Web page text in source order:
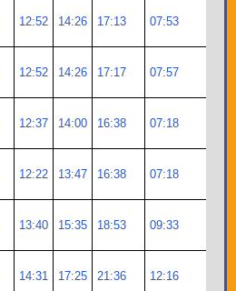
12:52 14:26 17:13 07:53
12:52 14:26 17:17 07:57
12:37 14:00 16:38 07:18
12:22 13:47 16:38 07:18
13:40 15:35 18:53 09:33
14:31 17:25 21:36 12:16